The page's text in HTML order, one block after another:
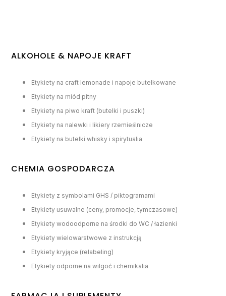
ALKOHOLE & NAPOJE KRAFT
Etykiety na craft lemonade i napoje butelkowane
Etykiety na miód pitny
Etykiety na piwo kraft (butelki i puszki)
Etykiety na nalewki i likiery rzemieślnicze
Etykiety na butelki whisky i spirytualia
CHEMIA GOSPODARCZA
Etykiety z symbolami GHS / piktogramami
Etykiety usuwalne (ceny, promocje, tymczasowe)
Etykiety wodoodporne na środki do WC / łazienki
Etykiety wielowarstwowe z instrukcją
Etykiety kryjące (relabeling)
Etykiety odporne na wilgoć i chemikalia